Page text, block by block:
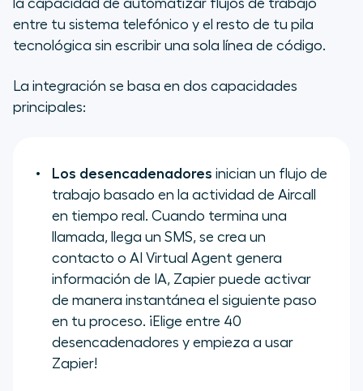
la capacidad de automatizar flujos de trabajo
entre tu sistema telefónico y el resto de tu pila
tecnológica sin escribir una sola línea de código.
La integración se basa en dos capacidades
principales:
Los desencadenadores inician un flujo de
trabajo basado en la actividad de Aircall
en tiempo real. Cuando termina una
llamada, llega un SMS, se crea un
contacto o AI Virtual Agent genera
información de IA, Zapier puede activar
de manera instantánea el siguiente paso
en tu proceso. ¡Elige entre 40
desencadenadores y empieza a usar
Zapier!